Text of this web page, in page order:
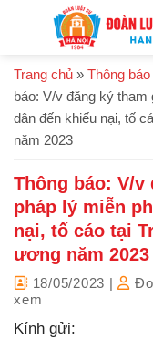
dungTrang chủ » Thông
báo: V/v đăng ký
dân đến khiếu nại, tố
năm 2023
Thông báo: V/v
pháp lý miễn
nại, tố cáo tại
ương năm 2023
18/05/2023 |
xem
Kính gửi: